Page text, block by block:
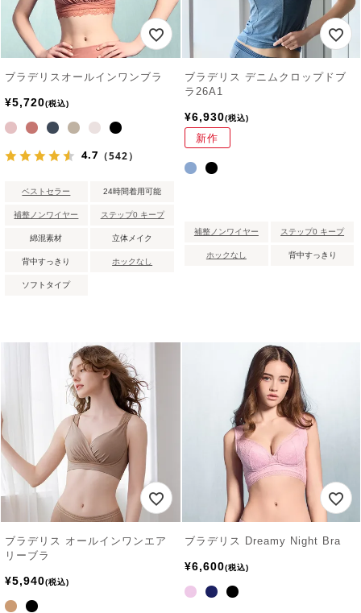
ブラデリスオールインワンブラ
¥5,720 税込
4.7 （542）
ベストセラー 24時間着用可能
補整ノンワイヤー ステップ0 キープ
綿混素材 立体メイク
背中すっきり ホックなし
ソフトタイプ
ブラデリス デニムクロップドブ
ラ26A1
¥6,930 税込
新作
補整ノンワイヤー ステップ0 キープ
ホックなし 背中すっきり
ブラデリス オールインワンエア
リーブラ
¥5,940 税込
ブラデリス Dreamy Night Bra
¥6,600 税込